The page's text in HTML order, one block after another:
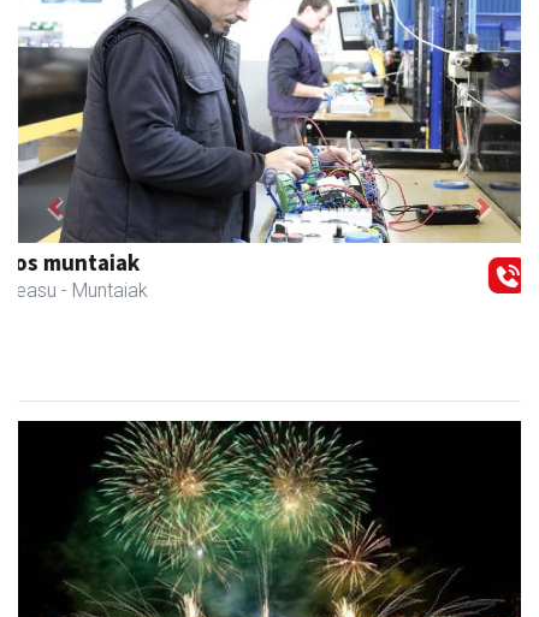
AMC Mecanocaucho
Asteasu - Industria hornidurak
Previous Next